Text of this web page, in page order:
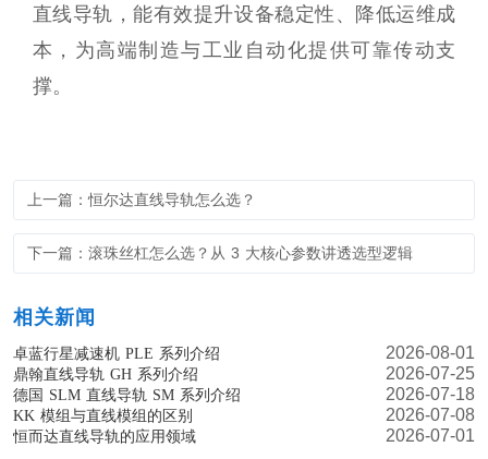
直线导轨，能有效提升设备稳定性、降低运维成
本，为高端制造与工业自动化提供可靠传动支
撑。
上一篇：恒尔达直线导轨怎么选？
下一篇：滚珠丝杠怎么选？从 3 大核心参数讲透选型逻辑
相关新闻
卓蓝行星减速机 PLE 系列介绍 2026-08-01
鼎翰直线导轨 GH 系列介绍 2026-07-25
德国 SLM 直线导轨 SM 系列介绍 2026-07-18
KK 模组与直线模组的区别 2026-07-08
恒而达直线导轨的应用领域 2026-07-01